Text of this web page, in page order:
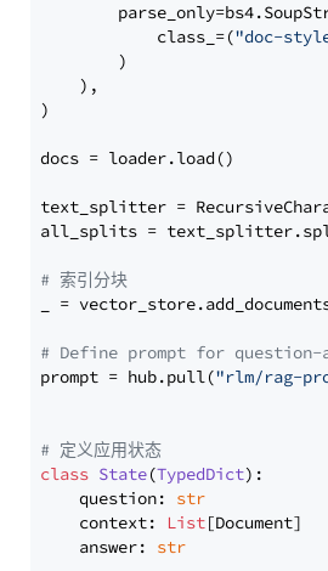
            class_=(
"doc-
        )
    ),
)
docs = loader.load()
text_splitter =
all_splits =
# 索引分块
_ =
# Define prompt for question-
prompt = hub.pull("rlm/rag-
# 定义应用状态
class State(TypedDict):
    question:
str
    context:
List[Document]
    answer:
str